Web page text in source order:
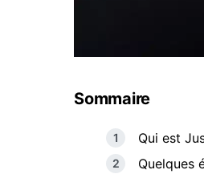
Sommaire
Qui est
Quelques